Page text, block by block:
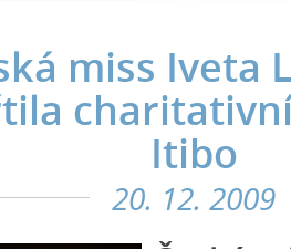
miss Iveta
Itibo
20. 12. 2009